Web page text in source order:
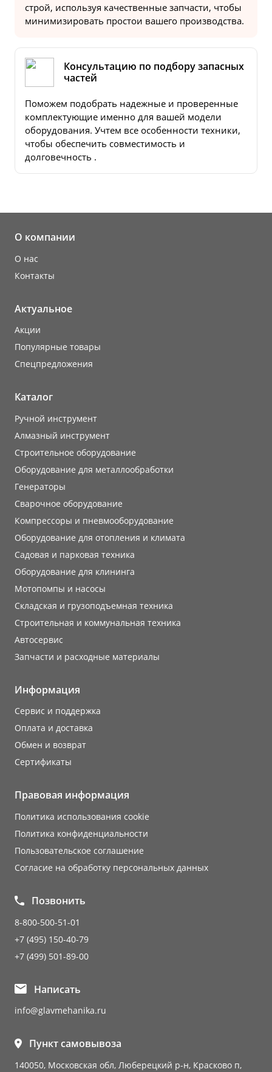
строй, используя качественные запчасти, чтобы
минимизировать простои вашего производства.
Консультацию по подбору запасных
частей
Поможем подобрать надежные и проверенные
комплектующие именно для вашей модели
оборудования. Учтем все особенности техники,
чтобы обеспечить совместимость и
долговечность .
О компании
О нас
Контакты
Актуальное
Акции
Популярные товары
Cпецпредложения
Каталог
Ручной инструмент
Алмазный инструмент
Строительное оборудование
Оборудование для металлообработки
Генераторы
Сварочное оборудование
Компрессоры и пневмооборудование
Оборудование для отопления и климата
Садовая и парковая техника
Оборудование для клининга
Мотопомпы и насосы
Складская и грузоподъемная техника
Строительная и коммунальная техника
Автосервис
Запчасти и расходные материалы
Информация
Сервис и поддержка
Оплата и доставка
Обмен и возврат
Сертификаты
Правовая информация
Политика использования cookie
Политика конфиденциальности
Пользовательское соглашение
Согласие на обработку персональных данных
Позвонить
8-800-500-51-01
+7 (495) 150-40-79
+7 (499) 501-89-00
Написать
info@glavmehanika.ru
Пункт самовывоза
140050, Московская обл, Люберецкий р-н, Красково п,